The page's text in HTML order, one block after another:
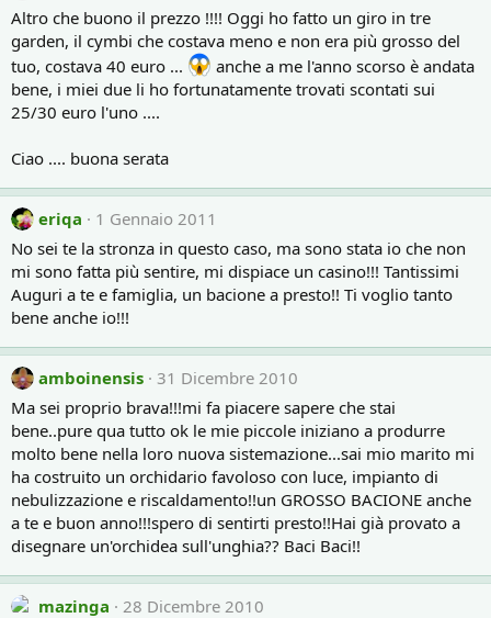
Altro che buono il prezzo !!!! Oggi ho fatto un giro in tre
garden, il cymbi che costava meno e non era più grosso del
tuo, costava 40 euro ...
anche a me l'anno scorso è andata
bene, i miei due li ho fortunatamente trovati scontati sui
25/30 euro l'uno ....
Ciao .... buona serata
eriqa
1 Gennaio 2011
No sei te la stronza in questo caso, ma sono stata io che non
mi sono fatta più sentire, mi dispiace un casino!!! Tantissimi
Auguri a te e famiglia, un bacione a presto!! Ti voglio tanto
bene anche io!!!
amboinensis 31 Dicembre 2010
Ma sei proprio brava!!!mi fa piacere sapere che stai
bene..pure qua tutto ok le mie piccole iniziano a produrre
molto bene nella loro nuova sistemazione...sai mio marito mi
ha costruito un orchidario favoloso con luce, impianto di
nebulizzazione e riscaldamento!!un GROSSO BACIONE anche
a te e buon anno!!!spero di sentirti presto!!Hai già provato a
disegnare un'orchidea sull'unghia?? Baci Baci!!
mazinga 28 Dicembre 2010